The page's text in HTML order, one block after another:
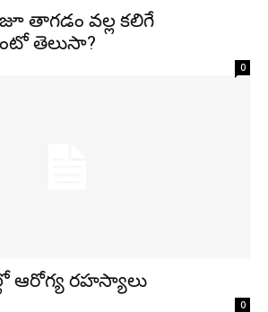
తాగడం వల్ల కలిగే
తెలుసా?
0
ఆరోగ్య రహస్యాలు
0